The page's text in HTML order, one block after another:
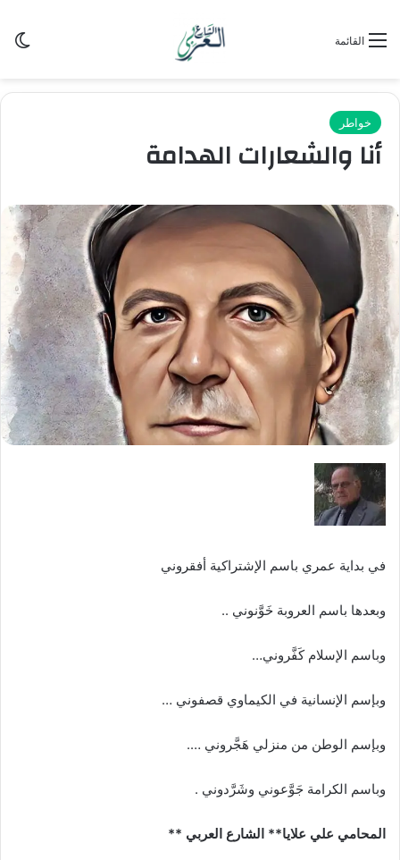
القائمة
خواطر
أنا والشعارات الهدامة
في بداية عمري باسم الإشتراكية أفقروني
وبعدها باسم العروبة خَوَّنوني ..
وباسم الإسلام كَفَّروني…
وبإسم الإنسانية في الكيماوي قصفوني …
وبإسم الوطن من منزلي هَجَّروني ….
وباسم الكرامة جَوَّعوني وشَرَّدوني .
المحامي علي علايا** الشارع العربي **